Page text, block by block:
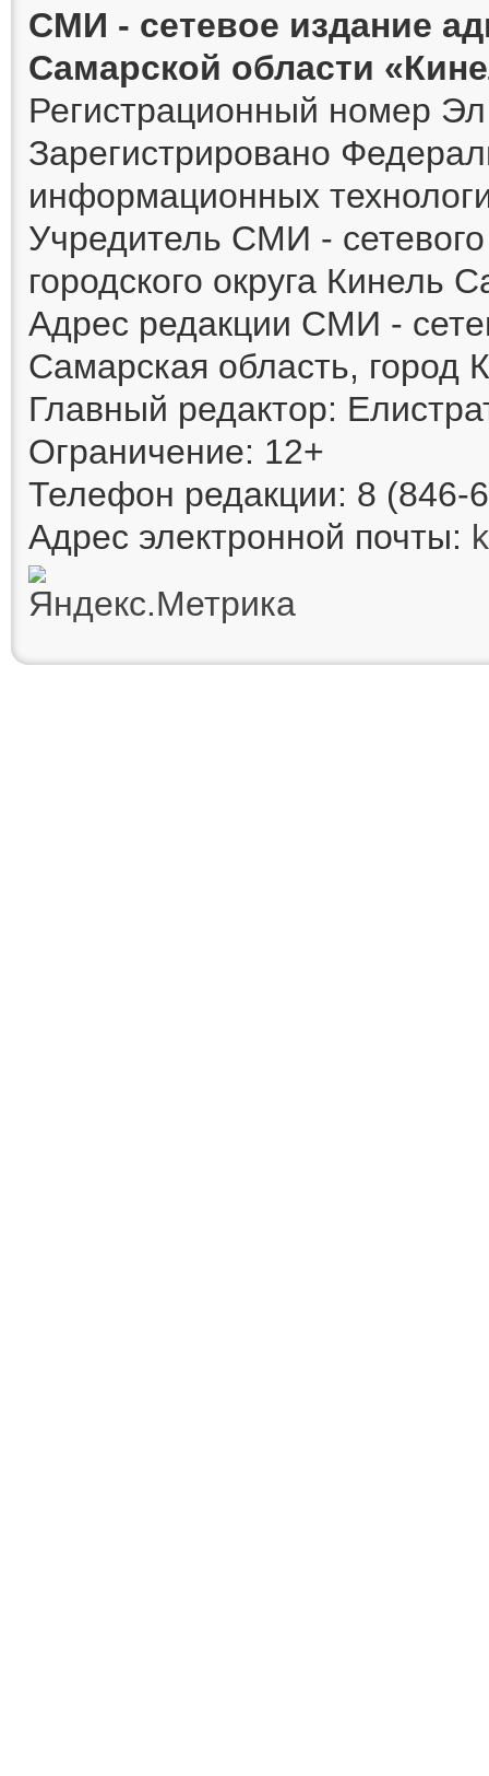
СМИ - сетевое издание
Самарской области
Регистрационный номер
Зарегистрировано
информационных
Учредитель СМИ -
городского округа Кинель
Адрес редакции СМИ -
Самарская область, город
Главный редактор:
Ограничение: 12+
Телефон редакции: 8 (846-
Адрес электронной почты: